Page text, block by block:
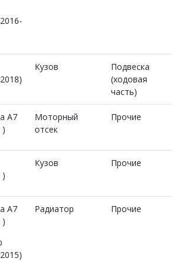
Кузов
Подвеска
(ходовая
часть)
A7
)
Моторный
отсек
Прочие
)
Кузов Прочие
A7
)
Радиатор Прочие